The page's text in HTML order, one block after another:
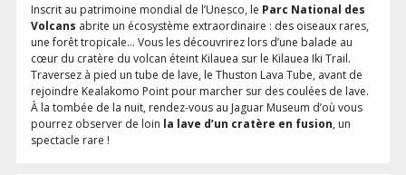
Inscrit au patrimoine mondial de l’Unesco, le Parc National des
Volcans abrite un écosystème extraordinaire : des oiseaux rares,
une forêt tropicale… Vous les découvrirez lors d’une balade au
cœur du cratère du volcan éteint Kilauea sur le Kilauea Iki Trail.
Traversez à pied un tube de lave, le Thuston Lava Tube, avant de
rejoindre Kealakomo Point pour marcher sur des coulées de lave.
À la tombée de la nuit, rendez-vous au Jaguar Museum d’où vous
pourrez observer de loin la lave d’un cratère en fusion, un
spectacle rare !